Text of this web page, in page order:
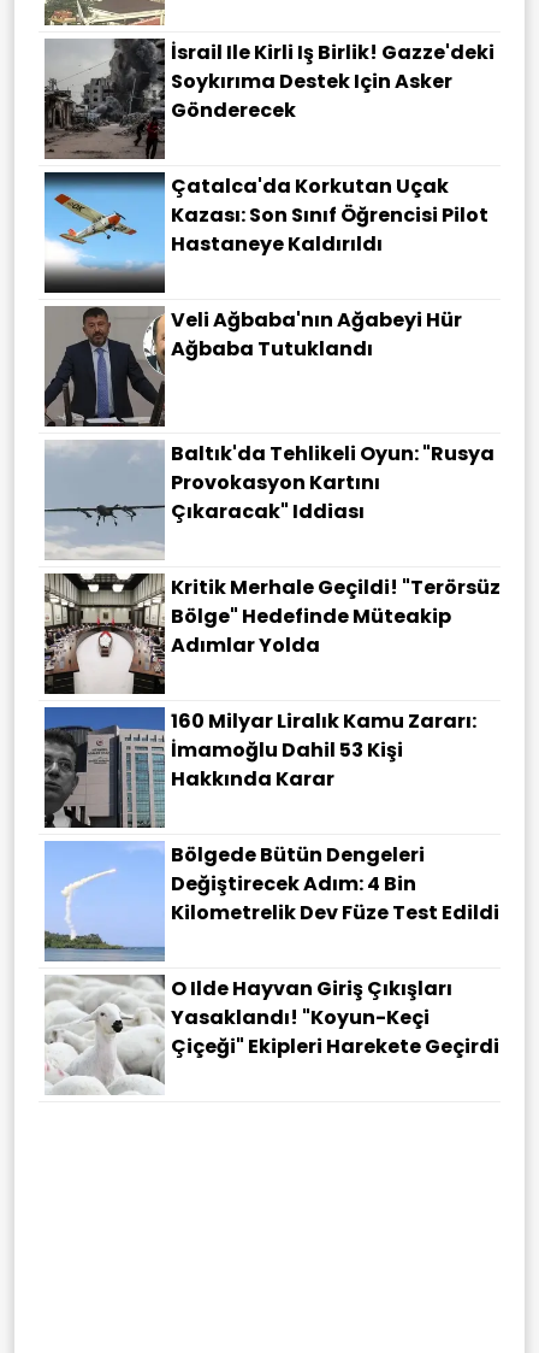
İsrail Ile Kirli Iş Birlik! Gazze'deki
Soykırıma Destek Için Asker
Gönderecek
Çatalca'da Korkutan Uçak
Kazası: Son Sınıf Öğrencisi Pilot
Hastaneye Kaldırıldı
Veli Ağbaba'nın Ağabeyi Hür
Ağbaba Tutuklandı
Baltık'da Tehlikeli Oyun: "Rusya
Provokasyon Kartını
Çıkaracak" Iddiası
Kritik Merhale Geçildi! "Terörsüz
Bölge" Hedefinde Müteakip
Adımlar Yolda
160 Milyar Liralık Kamu Zararı:
İmamoğlu Dahil 53 Kişi
Hakkında Karar
Bölgede Bütün Dengeleri
Değiştirecek Adım: 4 Bin
Kilometrelik Dev Füze Test Edildi
O Ilde Hayvan Giriş Çıkışları
Yasaklandı! "Koyun-Keçi
Çiçeği" Ekipleri Harekete Geçirdi